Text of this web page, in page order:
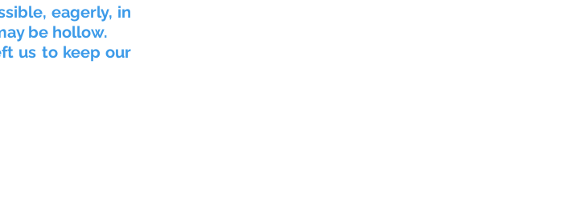
eagerly, in
be hollow.
us to keep our